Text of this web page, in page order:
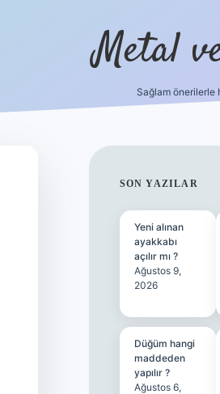
Metal
Sağlam önerilerle
SON YAZILAR
Yeni alınan
ayakkabı
açılır mı ?
Ağustos 9,
2026
Düğüm hangi
maddeden
yapılır ?
Ağustos 6,
famecasino güncel